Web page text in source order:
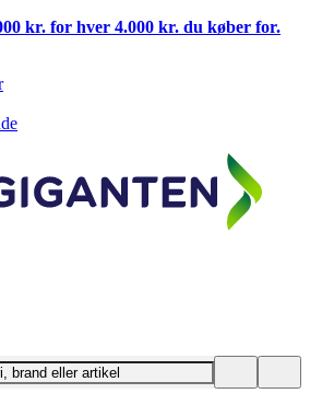
kr. for hver 4.000 kr. du køber for.